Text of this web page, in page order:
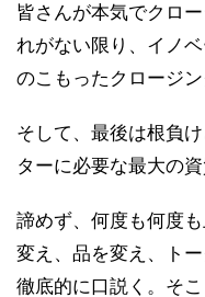
皆さんが本気でクロ
れがない限り、イノ
のこもったクロージ
そして、最後は根負
ターに必要な最大の
諦めず、何度も何度
変え、品を変え、ト
徹底的に口説く。そ